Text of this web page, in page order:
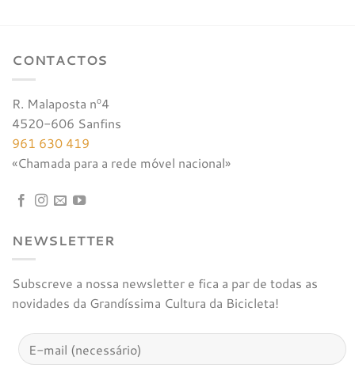
CONTACTOS
R. Malaposta nº4
4520-606 Sanfins
961 630 419
«Chamada para a rede móvel nacional»
NEWSLETTER
Subscreve a nossa newsletter e fica a par de todas as
novidades da Grandíssima Cultura da Bicicleta!